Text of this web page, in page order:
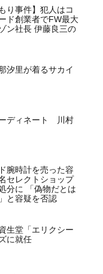
り事件】犯人はコ
ド創業者でFW最大
ン社長 伊藤良三の
汐里が着るサカイ
ディネート 川村
腕時計を売った容
セレクトショップ
分に 「偽物だとは
と容疑を否認
生堂「エリクシー
に就任